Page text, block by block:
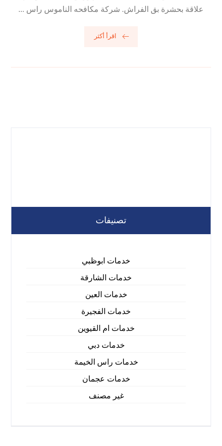
علاقة بحشرة بق الفراش. شركة مكافحه الناموس راس ...
اقرأ أكثر
تصنيفات
خدمات ابوظبي
خدمات الشارقة
خدمات العين
خدمات الفجيرة
خدمات ام القيوين
خدمات دبي
خدمات راس الخيمة
خدمات عجمان
غير مصنف